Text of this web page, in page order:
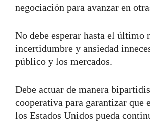
negociación para avanzar en
No debe esperar hasta el último
incertidumbre y ansiedad
público y los mercados.
Debe actuar de manera
cooperativa para garantizar que
los Estados Unidos pueda